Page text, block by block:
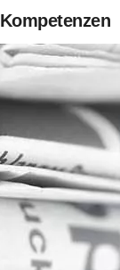
Kompetenzen